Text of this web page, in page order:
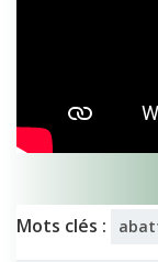
Mots clés :